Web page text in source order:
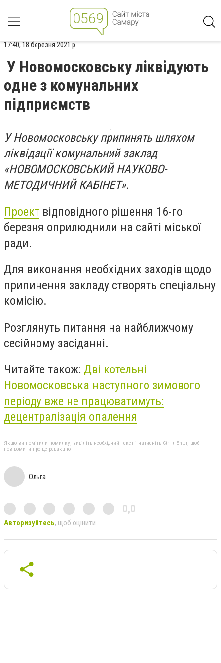
17:40, 18 березня 2021 р.
У Новомосковську ліквідують
одне з комунальних
підприємств
У Новомосковську припинять шляхом
ліквідації комунальний заклад
«НОВОМОСКОВСЬКИЙ НАУКОВО-
МЕТОДИЧНИЙ КАБІНЕТ».
Проект відповідного рішення 16-го
березня оприлюднили на сайті міської
ради.
Для виконання необхідних заходів щодо
припинення закладу створять спеціальну
комісію.
Розглянуть питання на найближчому
сесійному засіданні.
Читайте також: Дві котельні
Новомосковська наступного зимового
періоду вже не працюватимуть:
децентралізація опалення
Якщо ви помітили помилку, виділіть необхідний текст і натисніть Ctrl + Enter, щоб
повідомити про це редакцію
Ольга
0,0
Авторизуйтесь, щоб оцінити